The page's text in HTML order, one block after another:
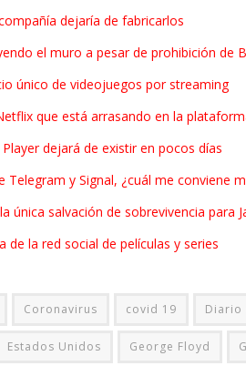
dejaría de fabricarlos
el muro a pesar de prohibición de
único de videojuegos por streaming
que está arrasando en la
Player dejará de existir en pocos días
Telegram y Signal, ¿cuál me conviene
única salvación de sobrevivencia para
de la red social de películas y series
Coronavirus covid 19 Diario
Estados Unidos George Floyd